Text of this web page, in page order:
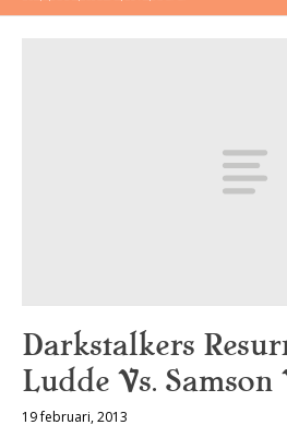
Darkstalkers
Ludde Vs. Samson
19 februari, 2013